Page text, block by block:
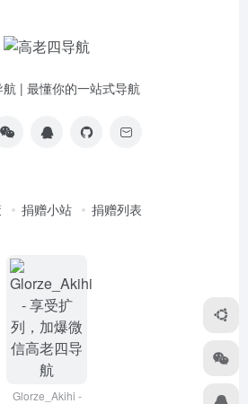
| 最懂你的一站式导航
捐赠小站 捐赠列表
Glorze_Akihi -